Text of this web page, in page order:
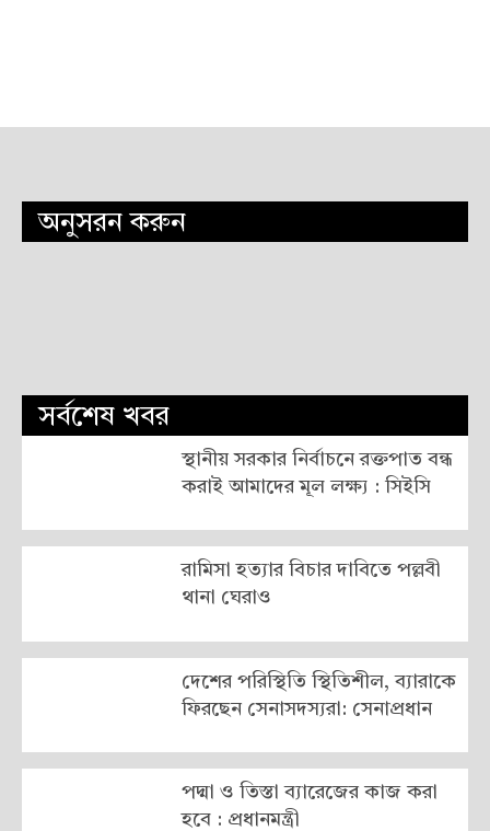
অনুসরন করুন
সর্বশেষ খবর
স্থানীয় সরকার নির্বাচনে রক্তপাত বন্ধ
করাই আমাদের মূল লক্ষ্য : সিইসি
রামিসা হত্যার বিচার দাবিতে পল্লবী
থানা ঘেরাও
দেশের পরিস্থিতি স্থিতিশীল, ব্যারাকে
ফিরছেন সেনাসদস্যরা: সেনাপ্রধান
পদ্মা ও তিস্তা ব্যারেজের কাজ করা
হবে : প্রধানমন্ত্রী